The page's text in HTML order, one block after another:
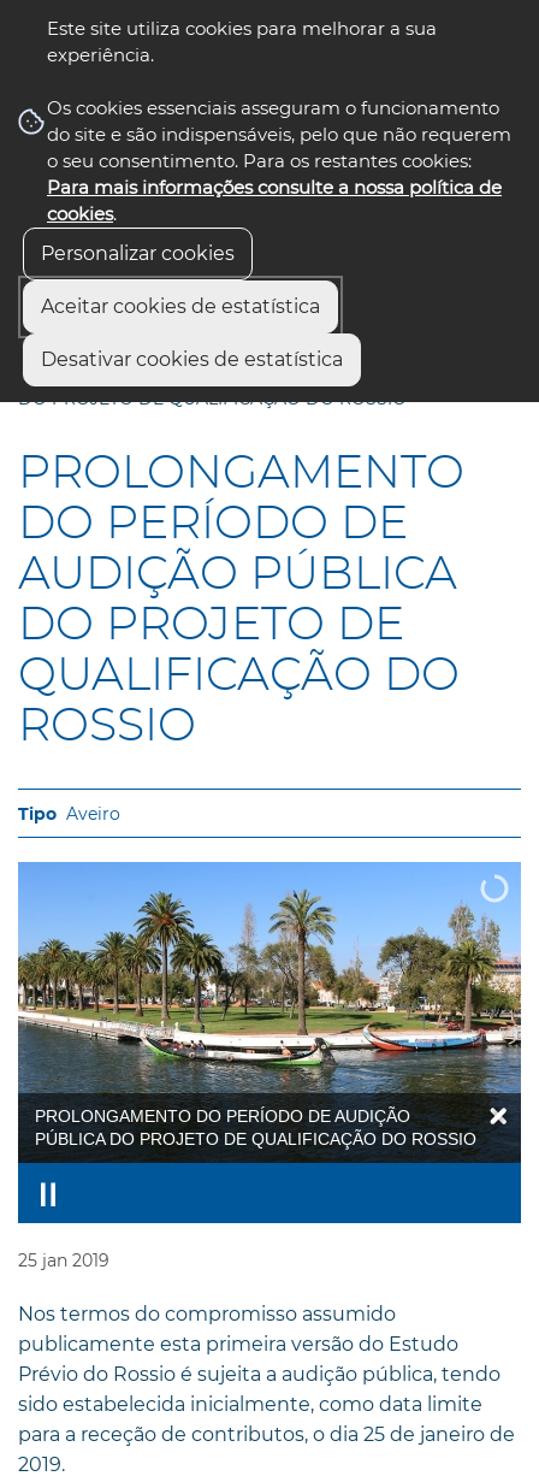
Este site utiliza cookies para melhorar a sua
experiência.
Os cookies essenciais asseguram o funcionamento
do site e são indispensáveis, pelo que não requerem
o seu consentimento. Para os restantes cookies:
Para mais informações consulte a nossa política de
cookies.
Personalizar cookies
Aceitar cookies de estatística
Desativar cookies de estatística
nos select language
Início
PROLONGAMENTO DO PERÍODO DE AUDIÇÃO PÚBLICA
DO PROJETO DE QUALIFICAÇÃO DO ROSSIO
PROLONGAMENTO
DO PERÍODO DE
AUDIÇÃO PÚBLICA
DO PROJETO DE
QUALIFICAÇÃO DO
ROSSIO
Aveiro
PROLONGAMENTO DO PERÍODO DE AUDIÇÃO
PÚBLICA DO PROJETO DE QUALIFICAÇÃO DO ROSSIO
25 jan 2019
Nos termos do compromisso assumido
publicamente esta primeira versão do Estudo
Prévio do Rossio é sujeita a audição pública, tendo
sido estabelecida inicialmente, como data limite
para a receção de contributos, o dia 25 de janeiro de
2019.